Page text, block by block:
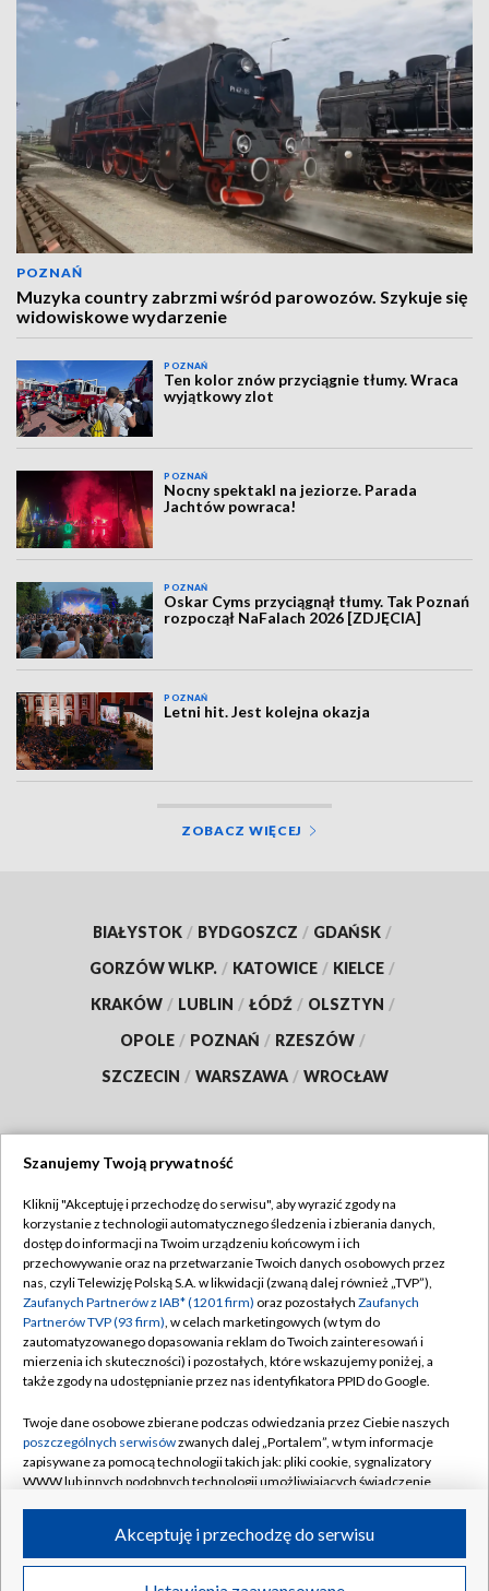
POZNAŃ
Muzyka country zabrzmi wśród parowozów. Szykuje się
widowiskowe wydarzenie
POZNAŃ
Ten kolor znów przyciągnie tłumy. Wraca
wyjątkowy zlot
POZNAŃ
Nocny spektakl na jeziorze. Parada
Jachtów powraca!
POZNAŃ
Oskar Cyms przyciągnął tłumy. Tak Poznań
rozpoczął NaFalach 2026 [ZDJĘCIA]
POZNAŃ
Letni hit. Jest kolejna okazja
ZOBACZ WIĘCEJ
BIAŁYSTOK / BYDGOSZCZ / GDAŃSK /
GORZÓW WLKP. / KATOWICE / KIELCE /
KRAKÓW / LUBLIN / ŁÓDŹ / OLSZTYN /
OPOLE / POZNAŃ / RZESZÓW /
SZCZECIN / WARSZAWA / WROCŁAW
TVP
Abonament TVP
Emisja w TVP
Centrum informacji TVP
Naziemna Telewizja Cyfrowa
Rada Programowa
System NOS
Informacje o nadawcy
Program dla prasy
Regulamin TVP
Polityka prywatności
Moje zgody
Pomoc
Kontakt
Kanały
©2026 Telewizja Polska S.A. w likwidacji
Szanujemy Twoją prywatność
Kliknij "Akceptuję i przechodzę do serwisu", aby wyrazić zgody na
korzystanie z technologii automatycznego śledzenia i zbierania danych,
dostęp do informacji na Twoim urządzeniu końcowym i ich
przechowywanie oraz na przetwarzanie Twoich danych osobowych przez
nas, czyli Telewizję Polską S.A. w likwidacji (zwaną dalej również „TVP”),
Zaufanych Partnerów z IAB* (1201 firm) oraz pozostałych Zaufanych
Partnerów TVP (93 firm), w celach marketingowych (w tym do
zautomatyzowanego dopasowania reklam do Twoich zainteresowań i
mierzenia ich skuteczności) i pozostałych, które wskazujemy poniżej, a
także zgody na udostępnianie przez nas identyfikatora PPID do Google.
Twoje dane osobowe zbierane podczas odwiedzania przez Ciebie naszych
poszczególnych serwisówzwanych dalej „Portalem”, w tym informacje
zapisywane za pomocą technologii takich jak: pliki cookie, sygnalizatory
WWW lub innych podobnych technologii umożliwiających świadczenie
ruchu w Internecie.
Twoje dane osobowe zbierane podczas odwiedzania przez Ciebie
Akceptuję i przechodzę do serwisu